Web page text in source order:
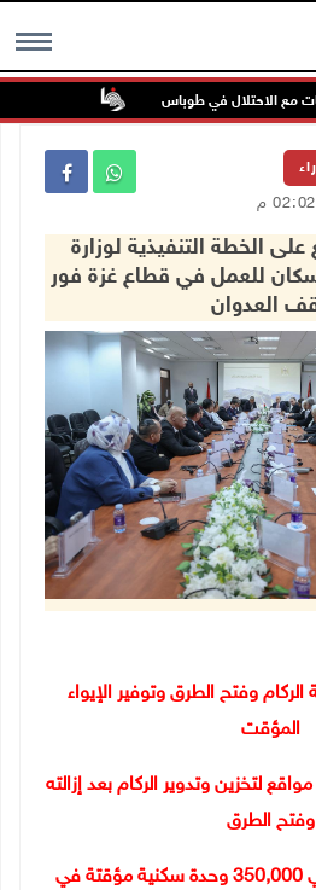
MENU الاحتلال في طوباس
الخطة التنفيذية لوزارة
للعمل في قطاع غزة فور
العدوان
الركام وفتح الطرق وتوفير الإيواء
المؤقت
تتضمن الخطة تحديد 10 مواقع لتخزين وتدوير الركام بعد إزالته
وفتح الطرق
تشمل أيضا توفير حوالي 350,000 وحدة سكنية مؤقتة في